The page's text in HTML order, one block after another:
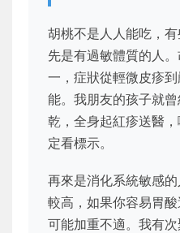
胡桃不是人人能吃，
先是有過敏體質的人
一，症狀從輕微皮疹
能。我朋友的孩子就
乾，全身起紅疹送醫
定看標示。
再來是消化系統敏感
較高，如果你容易胃
可能加重不適。我有